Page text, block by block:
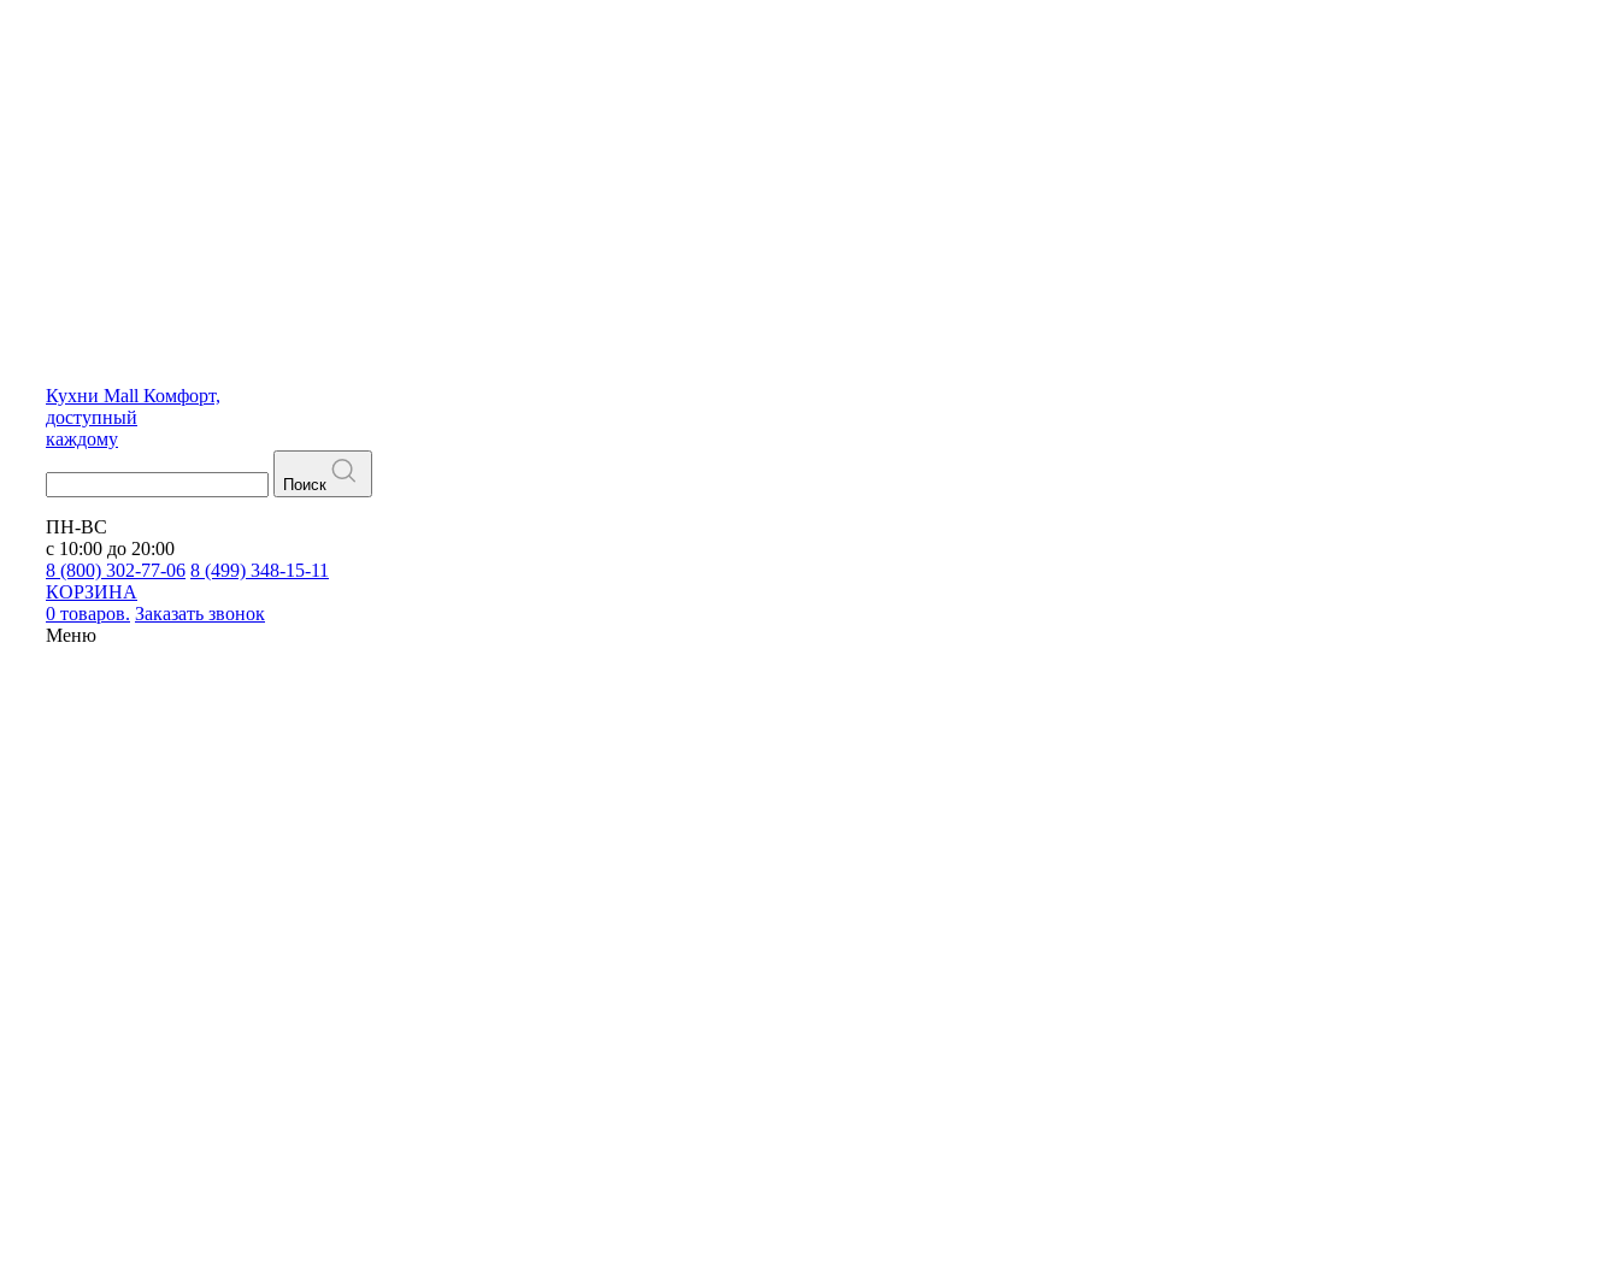
Кухни Mall Комфорт,
доступный
каждому
Поиск
ПН-ВС
с 10:00 до 20:00
8 (800) 302-77-06 8 (499) 348-15-11
КОРЗИНА
0 товаров. Заказать звонок
Меню